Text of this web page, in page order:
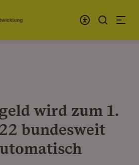
wird zum 1.
bundesweit